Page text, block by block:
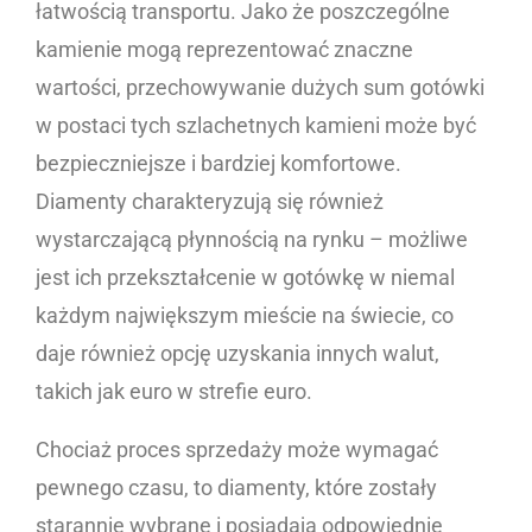
łatwością transportu. Jako że poszczególne
kamienie mogą reprezentować znaczne
wartości, przechowywanie dużych sum gotówki
w postaci tych szlachetnych kamieni może być
bezpieczniejsze i bardziej komfortowe.
Diamenty charakteryzują się również
wystarczającą płynnością na rynku – możliwe
jest ich przekształcenie w gotówkę w niemal
każdym największym mieście na świecie, co
daje również opcję uzyskania innych walut,
takich jak euro w strefie euro.
Chociaż proces sprzedaży może wymagać
pewnego czasu, to diamenty, które zostały
starannie wybrane i posiadają odpowiednie